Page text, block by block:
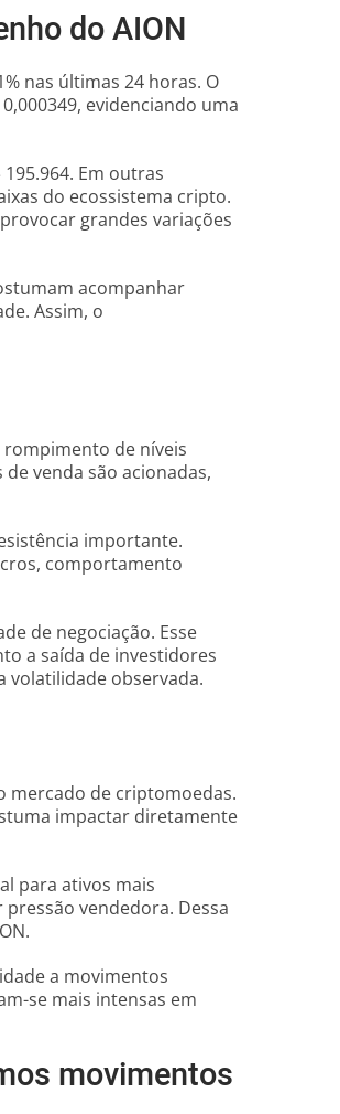
do AION
nas últimas 24 horas. O
evidenciando uma
Em outras
do ecossistema cripto.
grandes variações
acompanhar
Assim, o
de níveis
venda são acionadas,
importante.
comportamento
de negociação. Esse
a saída de investidores
volatilidade observada.
mercado de criptomoedas.
impactar diretamente
para ativos mais
vendedora. Dessa
a movimentos
se mais intensas em
movimentos